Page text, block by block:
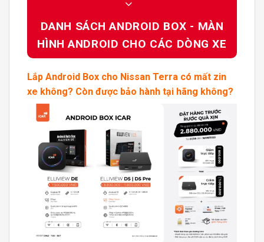
DANH SÁCH ANDROID BOX - MÀN
HÌNH ANDROID CHO CÁC DÒNG XE
Lắp Android Box cho Nissan Terra có mất zin
xe không? Còn được bảo hành tại hãng không?